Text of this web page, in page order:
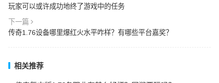
玩家可以或许成功地终了游戏中的任务
下一篇
传奇1.76设备哪里爆红火水平咋样？有哪些平台嘉奖？
相关推荐